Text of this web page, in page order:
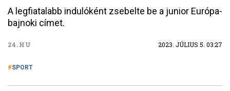
A legfiatalabb indulóként zsebelte be a junior Európa-
bajnoki címet.
24.HU 2023. JÚLIUS 5. 03:27
SPORT